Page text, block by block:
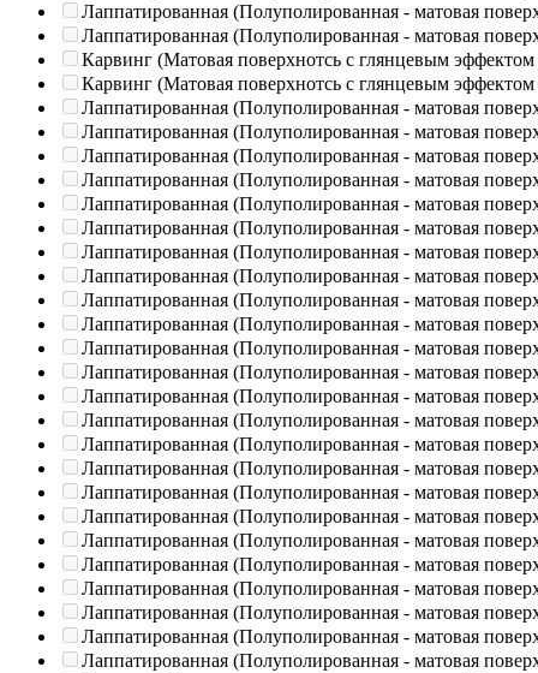
Лаппатированная (Полуполированная - матовая
Лаппатированная (Полуполированная - матовая
Карвинг (Матовая поверхнотсь с глянцевым эффектом
Карвинг (Матовая поверхнотсь с глянцевым эффектом
Лаппатированная (Полуполированная - матовая
Лаппатированная (Полуполированная - матовая
Лаппатированная (Полуполированная - матовая
Лаппатированная (Полуполированная - матовая
Лаппатированная (Полуполированная - матовая
Лаппатированная (Полуполированная - матовая
Лаппатированная (Полуполированная - матовая
Лаппатированная (Полуполированная - матовая
Лаппатированная (Полуполированная - матовая
Лаппатированная (Полуполированная - матовая
Лаппатированная (Полуполированная - матовая
Лаппатированная (Полуполированная - матовая
Лаппатированная (Полуполированная - матовая
Лаппатированная (Полуполированная - матовая
Лаппатированная (Полуполированная - матовая
Лаппатированная (Полуполированная - матовая
Лаппатированная (Полуполированная - матовая
Лаппатированная (Полуполированная - матовая
Лаппатированная (Полуполированная - матовая
Лаппатированная (Полуполированная - матовая
Лаппатированная (Полуполированная - матовая
Лаппатированная (Полуполированная - матовая
Лаппатированная (Полуполированная - матовая
Лаппатированная (Полуполированная - матовая